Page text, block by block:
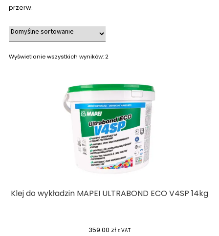
przerw.
Wyświetlanie wszystkich wyników: 2
Klej do wykładzin MAPEI ULTRABOND ECO V4SP 14kg
359.00 zł z VAT